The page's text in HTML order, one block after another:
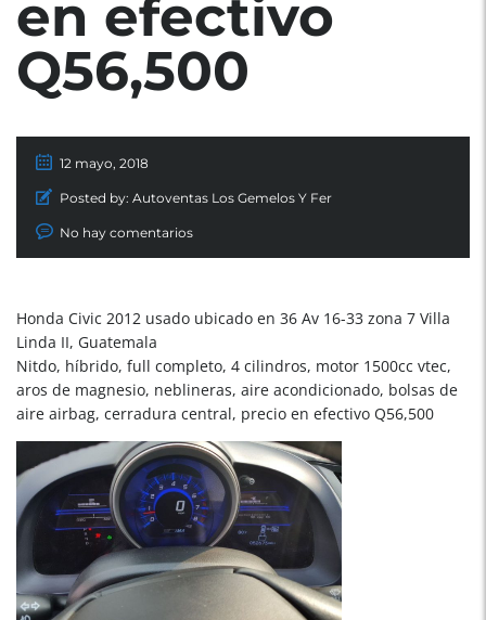
en efectivo
Q56,500
12 mayo, 2018
Posted by: Autoventas Los Gemelos Y Fer
No hay comentarios
Honda Civic 2012 usado ubicado en 36 Av 16-33 zona 7 Villa
Linda II, Guatemala
Nitdo, híbrido, full completo, 4 cilindros, motor 1500cc vtec,
aros de magnesio, neblineras, aire acondicionado, bolsas de
aire airbag, cerradura central, precio en efectivo Q56,500